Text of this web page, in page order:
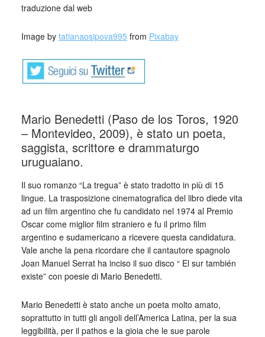
traduzione dal web
Image by tatianaosipova995 from Pixabay
Mario Benedetti (Paso de los Toros, 1920
– Montevideo, 2009), è stato un poeta,
saggista, scrittore e drammaturgo
uruguaiano.
Il suo romanzo “La tregua” è stato tradotto in più di 15
lingue. La trasposizione cinematografica del libro diede vita
ad un film argentino che fu candidato nel 1974 al Premio
Oscar come miglior film straniero e fu il primo film
argentino e sudamericano a ricevere questa candidatura.
Vale anche la pena ricordare che il cantautore spagnolo
Joan Manuel Serrat ha inciso il suo disco “ El sur también
existe” con poesie di Mario Benedetti.
Mario Benedetti è stato anche un poeta molto amato,
soprattutto in tutti gli angoli dell’America Latina, per la sua
leggibilità, per il pathos e la gioia che le sue parole